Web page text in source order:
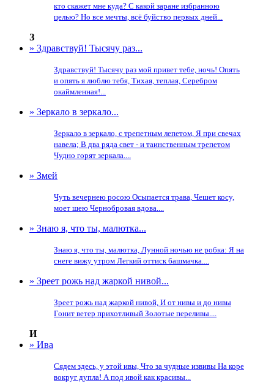
кто скажет мне куда? С какой заране избранною
целью? Но все мечты, всё буйство первых дней...
З
» Здравствуй! Тысячу раз...
Здравствуй! Тысячу раз мой привет тебе, ночь! Опять
и опять я люблю тебя, Тихая, теплая, Серебром
окаймленная!...
» Зеркало в зеркало...
Зеркало в зеркало, с трепетным лепетом, Я при свечах
навела; В два ряда свет - и таинственным трепетом
Чудно горят зеркала....
» Змей
Чуть вечернею росою Осыпается трава, Чешет косу,
моет шею Чернобровая вдова....
» Знаю я, что ты, малютка...
Знаю я, что ты, малютка, Лунной ночью не робка: Я на
снеге вижу утром Легкий оттиск башмачка....
» Зреет рожь над жаркой нивой...
Зреет рожь над жаркой нивой, И от нивы и до нивы
Гонит ветер прихотливый Золотые переливы....
И
» Ива
Сядем здесь, у этой ивы, Что за чудные извивы На коре
вокруг дупла! А под ивой как красивы...